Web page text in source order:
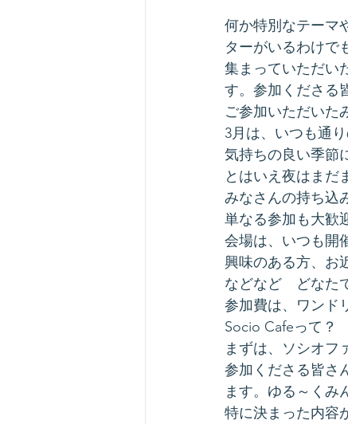
何か特別なテーマ
ターがいるわけで
集まっていただい
す。参加くださる
ご参加いただいた
3月は、いつも通
気持ちの良い季節
とはいえ夜はまだ
みなさんの持ち込
単なる参加も大歓
会場は、いつも開
興味のある方、お
などなど　どなた
参加費は、ワンド
Socio Cafeって？
まずは、ソシオフ
参加くださる皆さ
ます。ゆる～くみ
特に決まった内容